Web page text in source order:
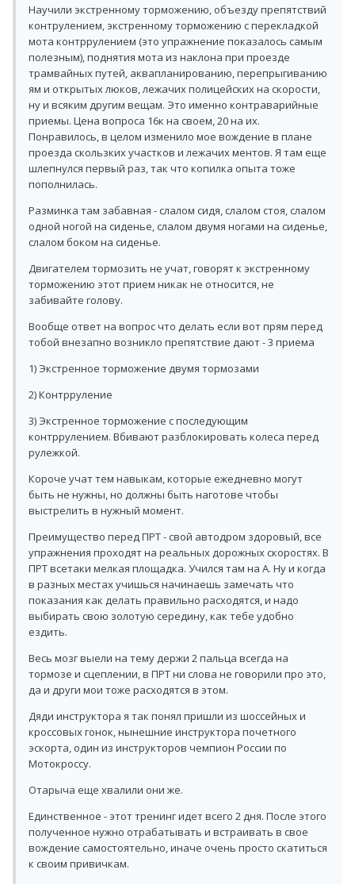
Научили экстренному торможению, объезду препятствий
контрулением, экстренному торможению с перекладкой
мота контррулением (это упражнение показалось самым
полезным), поднятия мота из наклона при проезде
трамвайных путей, аквапланированию, перепрыгиванию
ям и открытых люков, лежачих полицейских на скорости,
ну и всяким другим вещам. Это именно контраварийные
приемы. Цена вопроса 16к на своем, 20 на их.
Понравилось, в целом изменило мое вождение в плане
проезда скользких участков и лежачих ментов. Я там еще
шлепнулся первый раз, так что копилка опыта тоже
пополнилась.
Разминка там забавная - слалом сидя, слалом стоя, слалом
одной ногой на сиденье, слалом двумя ногами на сиденье,
слалом боком на сиденье.
Двигателем тормозить не учат, говорят к экстренному
торможению этот прием никак не относится, не
забивайте голову.
Вообще ответ на вопрос что делать если вот прям перед
тобой внезапно возникло препятствие дают - 3 приема
1) Экстренное торможение двумя тормозами
2) Контрруление
3) Экстренное торможение с последующим
контррулением. Вбивают разблокировать колеса перед
рулежкой.
Короче учат тем навыкам, которые ежедневно могут
быть не нужны, но должны быть наготове чтобы
выстрелить в нужный момент.
Преимущество перед ПРТ - свой автодром здоровый, все
упражнения проходят на реальных дорожных скоростях. В
ПРТ всетаки мелкая площадка. Учился там на А. Ну и когда
в разных местах учишься начинаешь замечать что
показания как делать правильно расходятся, и надо
выбирать свою золотую середину, как тебе удобно
ездить.
Весь мозг выели на тему держи 2 пальца всегда на
тормозе и сцеплении, в ПРТ ни слова не говорили про это,
да и други мои тоже расходятся в этом.
Дяди инструктора я так понял пришли из шоссейных и
кроссовых гонок, нынешние инструктора почетного
эскорта, один из инструкторов чемпион России по
Мотокроссу.
Отарыча еще хвалили они же.
Единственное - этот тренинг идет всего 2 дня. После этого
полученное нужно отрабатывать и встраивать в свое
вождение самостоятельно, иначе очень просто скатиться
к своим привичкам.